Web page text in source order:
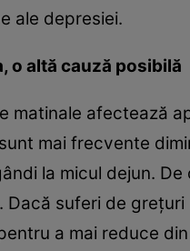
ale depresiei.
o altă cauză posibilă
matinale afectează
mai frecvente
la micul dejun.
Dacă suferi de
a mai reduce